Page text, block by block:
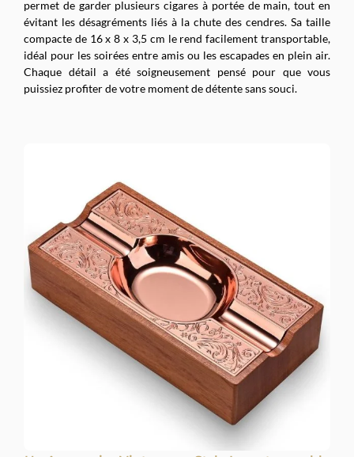
permet de garder plusieurs cigares à portée de main, tout en
évitant les désagréments liés à la chute des cendres. Sa taille
compacte de 16 x 8 x 3,5 cm le rend facilement transportable,
idéal pour les soirées entre amis ou les escapades en plein air.
Chaque détail a été soigneusement pensé pour que vous
puissiez profiter de votre moment de détente sans souci.